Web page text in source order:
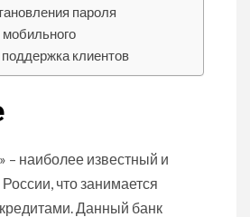
пароля
клиентов
– наиболее известный и
что занимается
Данный банк